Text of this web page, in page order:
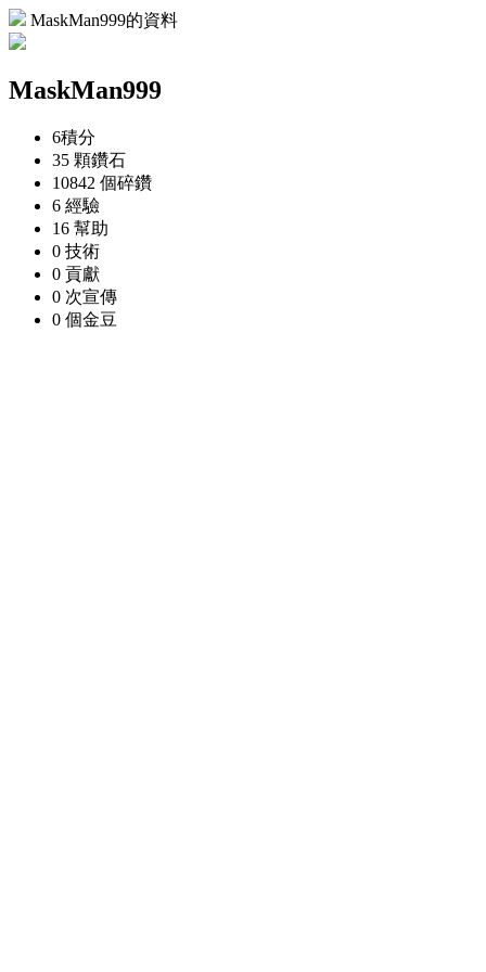
MaskMan999的資料
MaskMan999
6積分
35 顆鑽石
10842 個碎鑽
6 經驗
16 幫助
0 技術
0 貢獻
0 次宣傳
0 個金豆